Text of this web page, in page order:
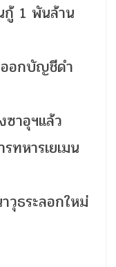
กู้ 1 พันล้าน
อกบัญชีดำ
าอุฯแล้ว
หารเยเมน
วุธระลอกใหม่